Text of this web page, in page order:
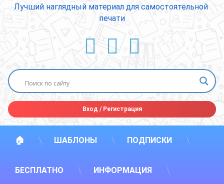
Лучший наглядный материал для самостоятельной
печати
ВКонтакте
YouTube
E-mail
Вход /Регистрация
🏠 ШАБЛОНЫ ПОДПИСКИ
БЕСПЛАТНО ИНФОРМАЦИЯ